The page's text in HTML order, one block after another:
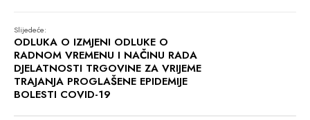
Slijedeće:
ODLUKA O IZMJENI ODLUKE O
RADNOM VREMENU I NAČINU RADA
DJELATNOSTI TRGOVINE ZA VRIJEME
TRAJANJA PROGLAŠENE EPIDEMIJE
BOLESTI COVID-19